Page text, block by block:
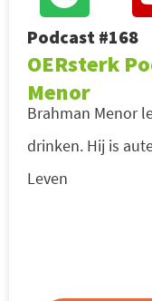
Podcast #168
OERsterk
Menor
Brahman Menor
drinken. Hij is
Leven